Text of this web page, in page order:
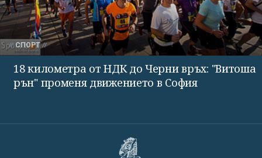
СПОРТ
18 километра от НДК до Черни връх: "Витоша
рън" променя движението в София